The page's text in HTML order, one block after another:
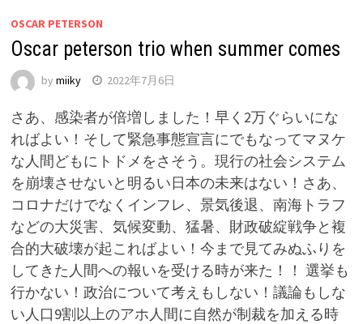
OSCAR PETERSON
Oscar peterson trio when summer comes
by miiky 2022年7月6日
さあ、感染者が倍増しました！早く2万ぐらいにな
ればよい！そして緊急事態宣言にでもなってマヌケ
な人間どもにトドメをさそう。現行の社会システム
を崩壊させないと明るい日本の未来はない！さあ、
コロナだけでなくインフレ、景気後退、南海トラフ
などの大災害、気候変動、猛暑、財政破綻戦争と複
合的大破壊が起こればよい！今まで見てみぬふりを
してきた人間への報いを受ける時が来た！！ 選挙も
行かない！政治について考えもしない！議論もしな
い人口9割以上のアホ人間に自然が制裁を加える時